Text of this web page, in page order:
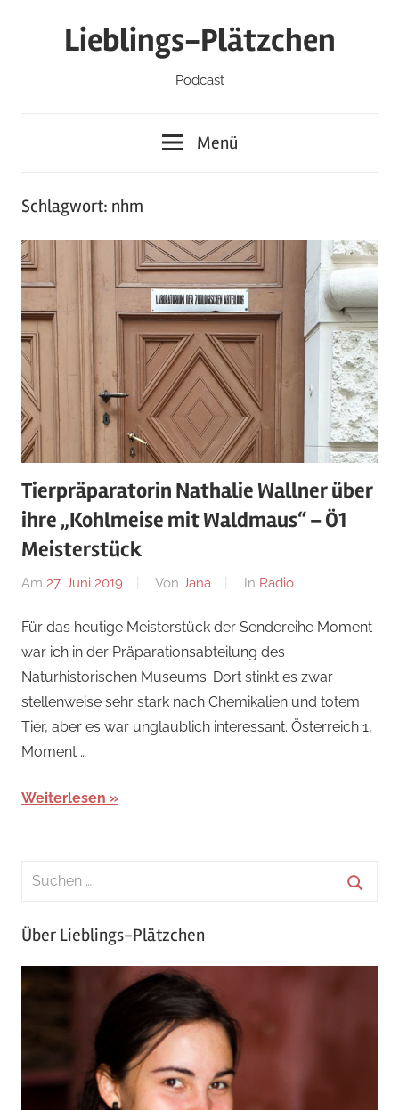
Lieblings-Plätzchen
Podcast
Menü
Schlagwort: nhm
Tierpräparatorin Nathalie Wallner über
ihre „Kohlmeise mit Waldmaus“ – Ö1
Meisterstück
Am 27. Juni 2019 Von Jana In Radio
Für das heutige Meisterstück der Sendereihe Moment
war ich in der Präparationsabteilung des
Naturhistorischen Museums. Dort stinkt es zwar
stellenweise sehr stark nach Chemikalien und totem
Tier, aber es war unglaublich interessant. Österreich 1,
Moment …
Weiterlesen
Über Lieblings-Plätzchen